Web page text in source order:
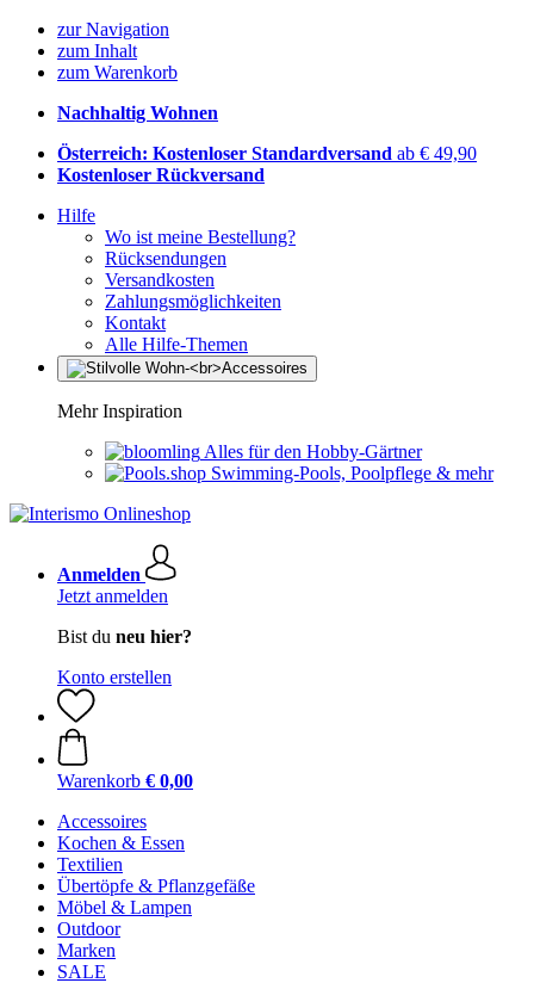
zur Navigation
zum Inhalt
zum Warenkorb
Nachhaltig Wohnen
Österreich: Kostenloser Standardversand ab € 49,90
Kostenloser Rückversand
Hilfe
Wo ist meine Bestellung?
Rücksendungen
Versandkosten
Zahlungsmöglichkeiten
Kontakt
Alle Hilfe-Themen
Mehr Inspiration
Alles für den Hobby-Gärtner
Swimming-Pools, Poolpflege & mehr
Anmelden
Jetzt anmelden
Bist du neu hier?
Konto erstellen
Warenkorb € 0,00
Accessoires
Kochen & Essen
Textilien
Übertöpfe & Pflanzgefäße
Möbel & Lampen
Outdoor
Marken
SALE